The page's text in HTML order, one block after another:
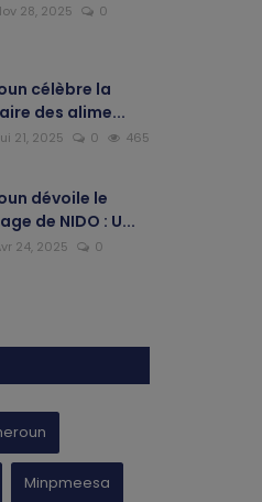
28, 2025
0
célèbre la
des alime...
21, 2025 0 465
dévoile le
de NIDO : U...
24, 2025
0
Minpmeesa